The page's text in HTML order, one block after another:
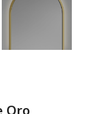
Oro